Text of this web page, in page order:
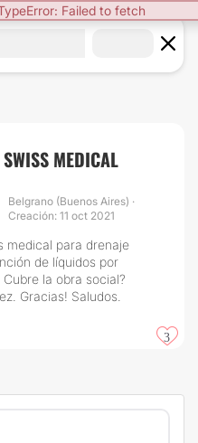
Failed to fetch
MEDICAL
Belgrano (Buenos Aires) ·
Creación: 11 oct 2021
medical para drenaje
de líquidos por
la obra social?
Gracias! Saludos.
3